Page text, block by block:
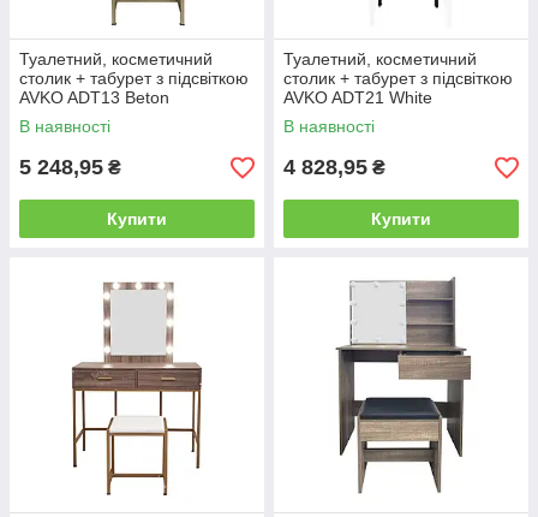
Туалетний, косметичний
столик + табурет з підсвіткою
AVKO ADT13 Beton
В наявності
5 248,95 ₴
Купити
Туалетний, косметичний
столик + табурет з підсвіткою
AVKO ADT21 White
В наявності
4 828,95 ₴
Купити